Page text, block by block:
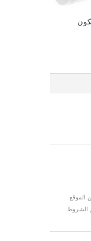
الموقع
14 يوم وتطبق الشروط